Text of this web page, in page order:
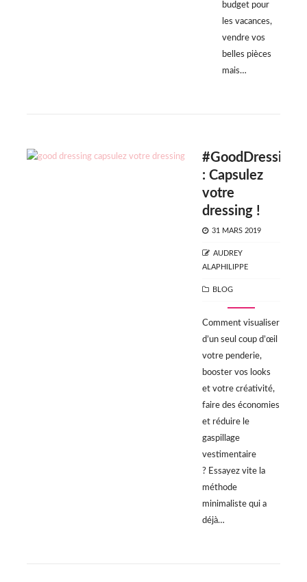
budget pour
les vacances,
vendre vos
belles pièces
mais…
#GoodDressing
: Capsulez
votre
dressing !
POSTED
31 MARS 2019
AUTHOR
AUDREY
ALAPHILIPPE
CATEGORIES
BLOG
Comment visualiser
d’un seul coup d’œil
votre penderie,
booster vos looks
et votre créativité,
faire des économies
et réduire le
gaspillage
vestimentaire
? Essayez vite la
méthode
minimaliste qui a
déjà…